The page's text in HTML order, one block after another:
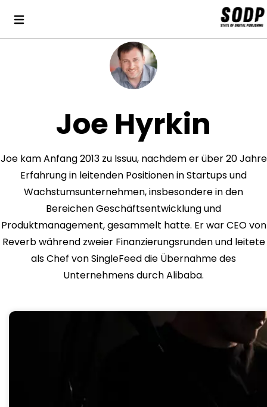
Joe Hyrkin
Joe kam Anfang 2013 zu Issuu, nachdem er über 20 Jahre
Erfahrung in leitenden Positionen in Startups und
Wachstumsunternehmen, insbesondere in den
Bereichen Geschäftsentwicklung und
Produktmanagement, gesammelt hatte. Er war CEO von
Reverb während zweier Finanzierungsrunden und leitete
als Chef von SingleFeed die Übernahme des
Unternehmens durch Alibaba.